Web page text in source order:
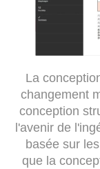
La
changement
conception
l'avenir de
basée sur
que la